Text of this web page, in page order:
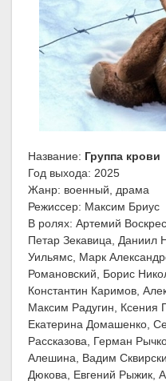
Название: Группа крови
Год выхода: 2025
Жанр: военный, драма
Режиссер: Максим Бриус
В ролях: Артемий
Петар Зекавица, Даниил
Уильямс, Марк
Романовский, Борис
Константин Каримов,
Максим Радугин, Ксения
Екатерина Домашенко,
Рассказова, Герман
Алешина, Вадим
Дюкова, Евгений Рыжик,